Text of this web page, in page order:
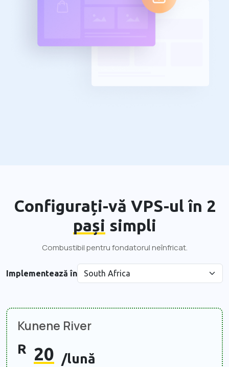
Configurați-vă VPS-ul în 2
pași simpli
Combustibil pentru fondatorul neînfricat.
Implementează în
Kunene River
R 20 /lună